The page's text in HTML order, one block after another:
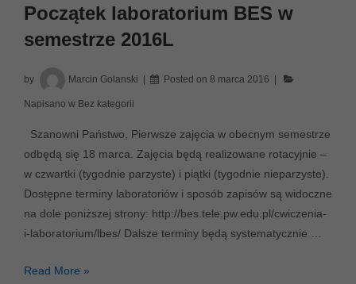
Początek laboratorium BES w
semestrze 2016L
by Marcin Golanski Posted on 8 marca 2016
Napisano w Bez kategorii
Szanowni Państwo, Pierwsze zajęcia w obecnym semestrze
odbędą się 18 marca. Zajęcia będą realizowane rotacyjnie –
w czwartki (tygodnie parzyste) i piątki (tygodnie nieparzyste).
Dostępne terminy laboratoriów i sposób zapisów są widoczne
na dole poniższej strony: http://bes.tele.pw.edu.pl/cwiczenia-
i-laboratorium/lbes/ Dalsze terminy będą systematycznie …
Początek
Read More »